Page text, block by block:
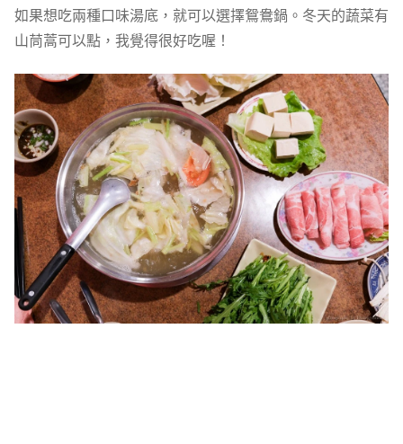
如果想吃兩種口味湯底，就可以選擇鴛鴦鍋。冬天的蔬菜有
山茼蒿可以點，我覺得很好吃喔！